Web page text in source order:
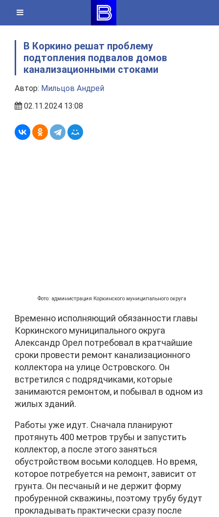
content
В Коркино решат проблему
подтопления подвалов домов
канализационными стоками
Автор: Мильцов Андрей
02.11.2024 13:08
Фото: администрация Коркинского муниципального округа
Временно исполняющий обязанности главы
Коркинского муниципального округа
Александр Орел потребовал в кратчайшие
сроки провести ремонт канализационного
коллектора на улице Островского. Он
встретился с подрядчиками, которые
занимаются ремонтом, и побывал в одном из
жилых зданий.
Работы уже идут. Сначала планируют
протянуть 400 метров трубы и запустить
коллектор, а после этого заняться
обустройством восьми колодцев. Но время,
которое потребуется на ремонт, зависит от
грунта. Он песчаный и не держит форму
пробуренной скважины, поэтому трубу будут
прокладывать практически сразу после